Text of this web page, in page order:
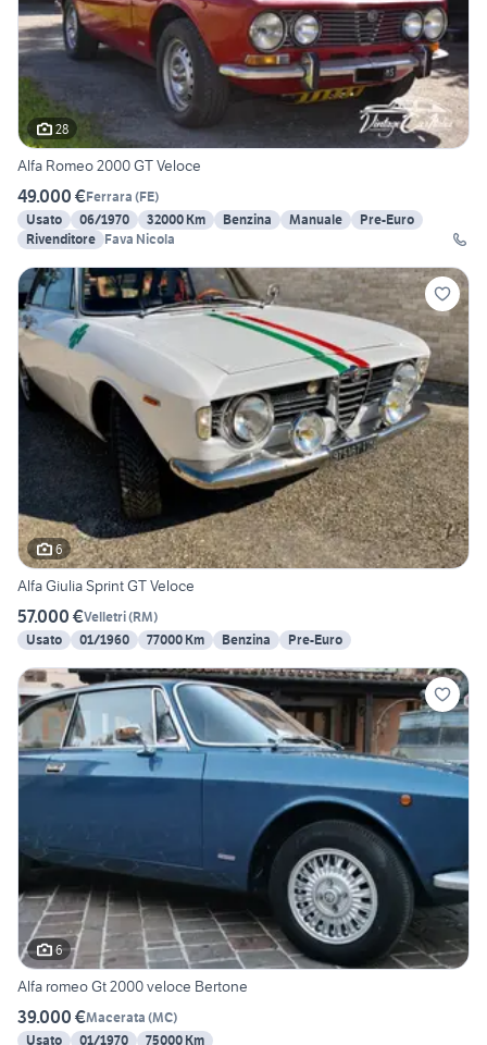
28
Alfa Romeo 2000 GT Veloce
49.000 €Ferrara (FE)
Usato
06/1970 32000 Km Benzina Manuale
Pre-Euro
Rivenditore Fava Nicola
6
Alfa Giulia Sprint GT Veloce
57.000 €Velletri(RM)
Usato
01/1960 77000 Km Benzina Pre-Euro
6
Alfa romeo Gt 2000 veloce Bertone
39.000 €Macerata (MC)
Usato
01/1970 75000 Km